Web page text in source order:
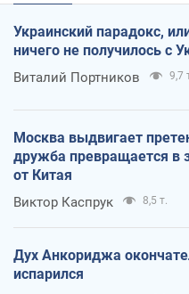
Украинский парадокс,
ничего не получилось с
Виталий Портников 9,7
Москва выдвигает
дружба превращается в
от Китая
Виктор Каспрук 8,5 т.
Дух Анкориджа
испарился